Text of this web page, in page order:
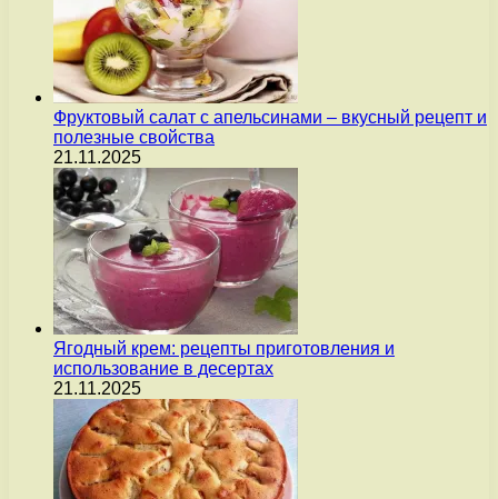
Фруктовый салат с апельсинами – вкусный рецепт и
полезные свойства
21.11.2025
Ягодный крем: рецепты приготовления и
использование в десертах
21.11.2025